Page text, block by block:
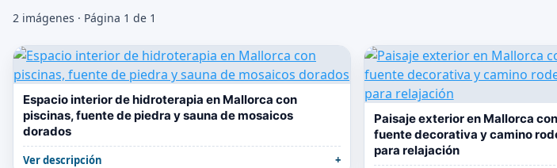
2 imágenes · Página 1 de 1
Espacio interior de hidroterapia en Mallorca con
piscinas, fuente de piedra y sauna de mosaicos
dorados
Ver descripción
Paisaje exterior en Mallorca
fuente decorativa y camino
para relajación